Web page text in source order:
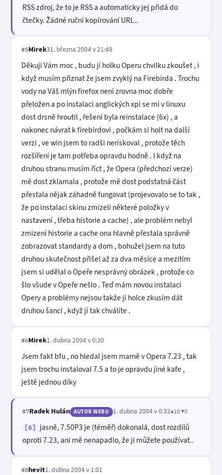
RSS zdroj, že to je RSS a automaticky jej přidá do
čtečky. Žádné ruční kopírování URL..
#5Mirek31. března 2004 v 21:48
Děkuji Vám moc , budu jí holku Operu chvilku zkoušet , i
když musím přiznat že jsem zvyklý na Firebirda . Trochu
vody na Váš mlýn firefox není zrovna moc dobře
přeložen a po instalaci anglických xpi se mi v linuxu
dost drsně hroutil , řešení byla reinstalace (6x) , a
nakonec návrat k firebirdovi , počkám si holt na další
verzi , ve win jsem to radši neriskoval , protože těch
rozšíření je tam potřeba opravdu hodně . I když na
druhou stranu musím říct , že Opera (předchozí verze)
mě dost zklamala , protože mě dost podstatná část
přestala nějak záhadně fungovat (projevovalo se to tak ,
že po instalaci skinu zmizeli některé položky v
nastavení , třeba historie a cache) , ale problém nebyl
zmizení historie a cache ona hlavně přestala správně
zobrazovat standardy a dom , bohužel jsem na tuto
druhou skutečnost přišel až za dva měsíce a mezitím
jsem si udělal o Opeře nesprávný obrázek , protože co
šlo všude v Opeře nešlo . Teď mám novou instalaci
Opery a problémy nejsou takže jí holce zkusím dát
druhou šanci , když jí tak chválíte .
#6Mirek1. dubna 2004 v 0:30
Jsem fakt bfu , no hledal jsem marně v Opera 7.23 , tak
jsem trochu instaloval 7.5 a to je opravdu jiné kafe ,
ještě jednou díky
#7Radek Hulán AUTOR WEBU 1. dubna 2004 v 0:32▲10 ▼0
[6]
jasně, 7.50P3 je (téměř) dokonalá, dost rozdílů
oproti 7.23, ani mě nenapadlo, že ji můžete používat..
#8hevit1. dubna 2004 v 1:01